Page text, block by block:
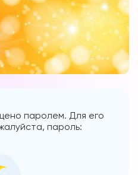
паролем. Для его
пароль: